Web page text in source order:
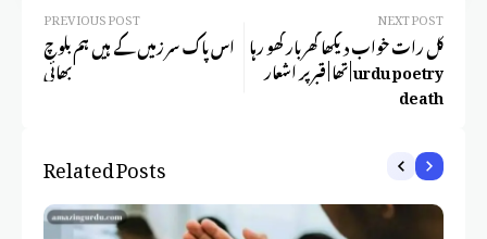
PREVIOUS POST
اس پاک سر زمیں کے ہیں ہم بلوچ
بھائی
NEXT POST
کل رات خواب دیکھا گھربار کھو رہا
تھا | قبر پر اشعار | urdu poetry
death
Related Posts